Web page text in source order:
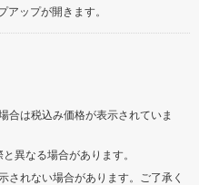
ップが開きます。
合は税込み価格が表示されていま
異なる場合があります。
されない場合があります。ご了承く